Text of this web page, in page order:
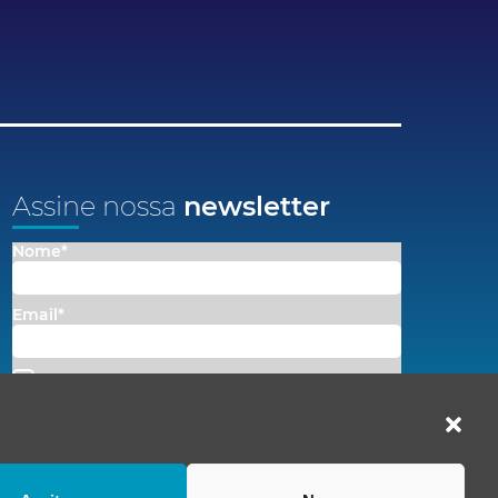
Assine nossa newsletter
Nome*
Email*
Concordo em receber comunicações da Fenacon.